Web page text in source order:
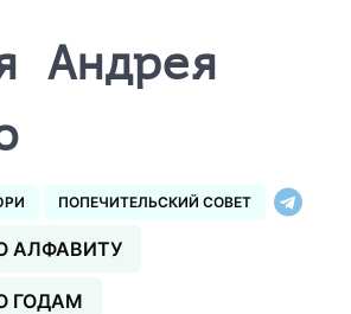
Андрея
ПОПЕЧИТЕЛЬСКИЙ СОВЕТ
АЛФАВИТУ
ГОДАМ